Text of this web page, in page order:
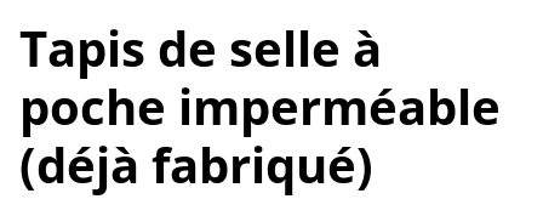
Tapis de selle à
poche imperméable
(déjà fabriqué)